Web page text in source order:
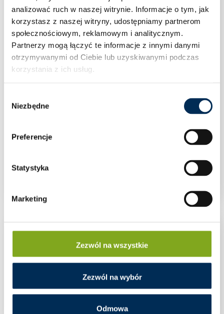
analizować ruch w naszej witrynie. Informacje o tym, jak
korzystasz z naszej witryny, udostępniamy partnerom
społecznościowym, reklamowym i analitycznym.
Partnerzy mogą łączyć te informacje z innymi danymi
otrzymywanymi od Ciebie lub uzyskiwanymi podczas
korzystania z ich usług.
zgody
Niezbędne
Preferencje
Statystyka
Marketing
Zezwól na wszystkie
Zezwól na wybór
Odmowa
U/TH kolano zaprasowywane 90° 16×16